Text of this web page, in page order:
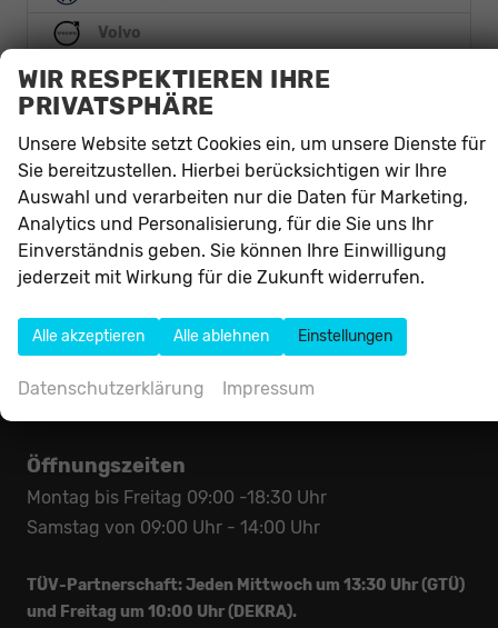
Volvo
Anmelden
Autohaus Alliance e.K.
59302Oelde
Telefon:
02522-8312050
E-Mail:
info@autohausalliance.de
Öffnungszeiten
Montag bis Freitag 09:00 -18:30 Uhr
Samstag von 09:00 Uhr - 14:00 Uhr
TÜV-Partnerschaft: Jeden Mittwoch um 13:30 Uhr (GTÜ)
und Freitag um 10:00 Uhr (DEKRA).
WIR RESPEKTIEREN IHRE
PRIVATSPHÄRE
Unsere Website setzt Cookies ein, um unsere Dienste für
Sie bereitzustellen. Hierbei berücksichtigen wir Ihre
Auswahl und verarbeiten nur die Daten für Marketing,
Analytics und Personalisierung, für die Sie uns Ihr
Einverständnis geben. Sie können Ihre Einwilligung
jederzeit mit Wirkung für die Zukunft widerrufen.
Alle akzeptieren Alle ablehnen Einstellungen
Datenschutzerklärung Impressum